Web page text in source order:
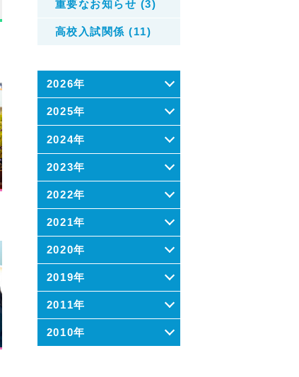
重要なお知らせ (3)
高校入試関係 (11)
2026年
2025年
2024年
2023年
2022年
2021年
2020年
2019年
2011年
2010年